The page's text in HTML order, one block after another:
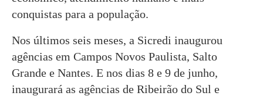
conquistas para a população.
Nos últimos seis meses, a Sicredi inaugurou
agências em Campos Novos Paulista, Salto
Grande e Nantes. E nos dias 8 e 9 de junho,
inaugurará as agências de Ribeirão do Sul e